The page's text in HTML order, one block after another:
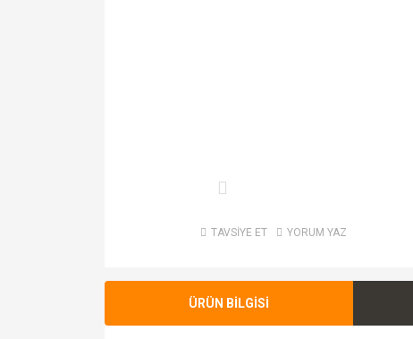
TAVSİYE ET YORUM YAZ
ÜRÜN BİLGİSİ